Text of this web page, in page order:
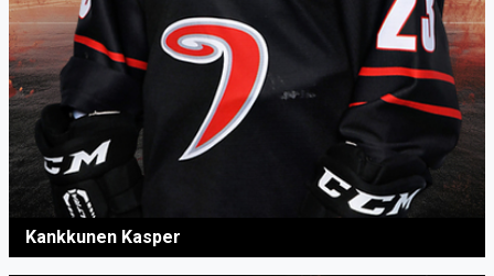
Kankkunen Kasper